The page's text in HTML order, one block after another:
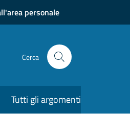
personale
Cerca
Tutti gli argomenti